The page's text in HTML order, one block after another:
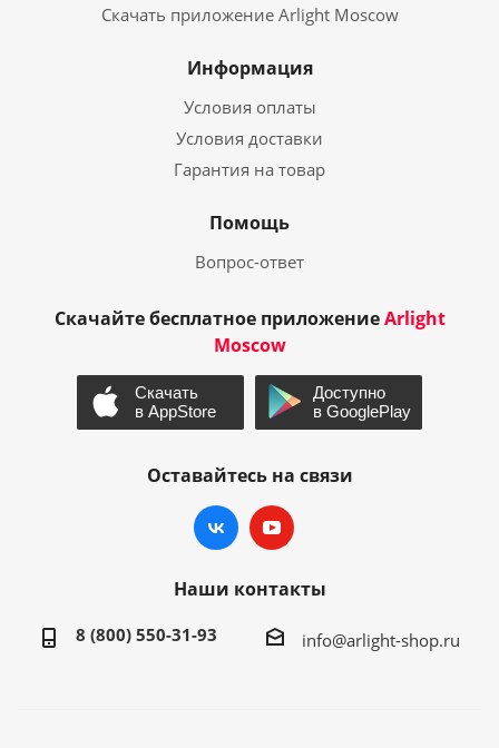
Скачать приложение Arlight Moscow
Информация
Условия оплаты
Условия доставки
Гарантия на товар
Помощь
Вопрос-ответ
Скачайте бесплатное приложениеArlight
Moscow
Оставайтесь на связи
Наши контакты
8 (800) 550-31-93 info@arlight-shop.ru